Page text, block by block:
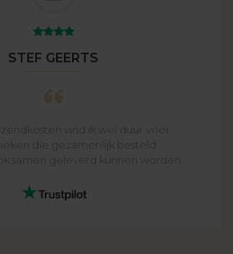
STEF GEERTS
vind ik wel duur voor
die gezamenlijk besteld
samen geleverd kunnen worden.